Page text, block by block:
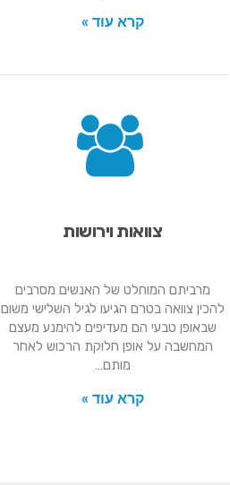
קרא עוד »
צוואות וירושות
מרביתם המוחלט של האנשים מסרבים
להכין צוואה בטרם הגיעו לגיל השלישי משום
שבאופן טבעי הם מעדיפים להימנע מעצם
המחשבה על אופן חלוקת הרכוש לאחר
מותם…
קרא עוד »